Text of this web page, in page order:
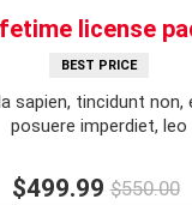
license
BEST PRICE
sapien, tincidunt non,
posuere imperdiet, leo
$499.99 $550.00